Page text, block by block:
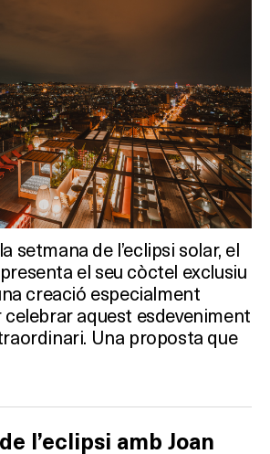
setmana de l’eclipsi solar, el
el seu còctel exclusiu
creació especialment
celebrar aquest esdeveniment
Una proposta que
l’eclipsi amb Joan